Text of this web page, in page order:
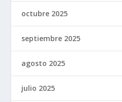
octubre 2025
septiembre 2025
agosto 2025
julio 2025